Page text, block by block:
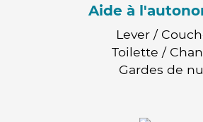
Aide à
Lever /
Toilette /
Gardes de